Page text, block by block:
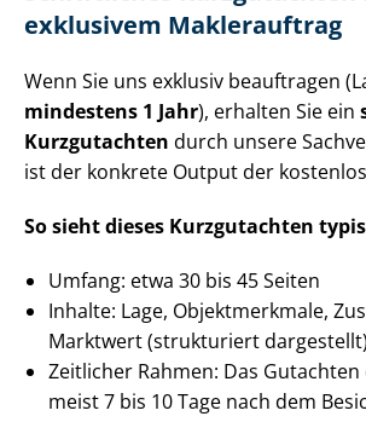
exklusivem Maklerauftrag
Wenn Sie uns exklusiv beauftragen
mindestens 1 Jahr), erhalten Sie ein
Kurzgutachten durch unsere
ist der konkrete Output der
So sieht dieses Kurzgutachten
Umfang: etwa 30 bis 45 Seiten
Inhalte: Lage, Objektmerkmale,
Marktwert (strukturiert dargestellt)
Zeitlicher Rahmen: Das
meist 7 bis 10 Tage nach dem